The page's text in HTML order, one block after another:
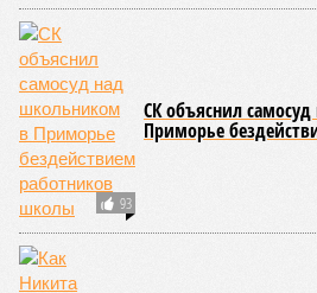
93
СК объяснил
Приморье